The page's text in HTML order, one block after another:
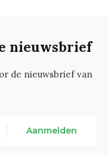
nieuwsbrief
de nieuwsbrief van
Aanmelden